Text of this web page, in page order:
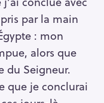
par la main
: mon
alors que
du Seigneur.
que je conclurai